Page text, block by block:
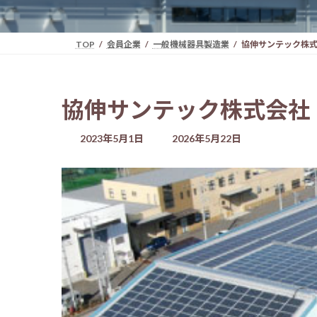
TOP 会員企業 一般機械器具製造業 協伸サンテック株
協伸サンテック株式会社
2023年5月1日
最
更
新
日
時
:
2026年5月22日